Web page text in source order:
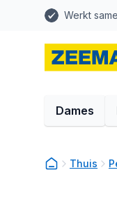
Werkt
Dames
Thuis